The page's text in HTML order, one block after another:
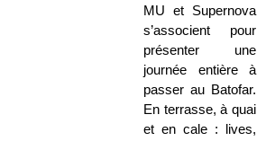
MU et Supernova
s’associent pour
présenter une
journée entière à
passer au Batofar.
En terrasse, à quai
et en cale : lives,